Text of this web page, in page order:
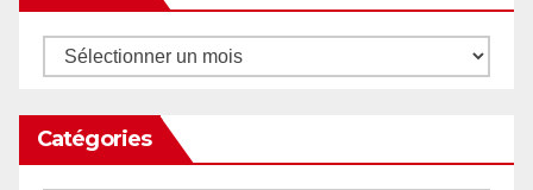
Archives
Catégories